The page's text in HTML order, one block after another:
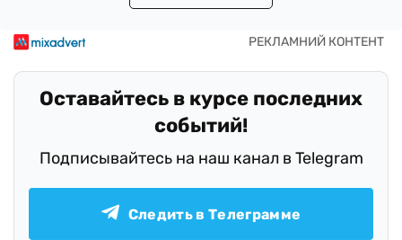
Оставайтесь в курсе последних
событий!
Подписывайтесь на наш канал в Telegram
Следить в Телеграмме